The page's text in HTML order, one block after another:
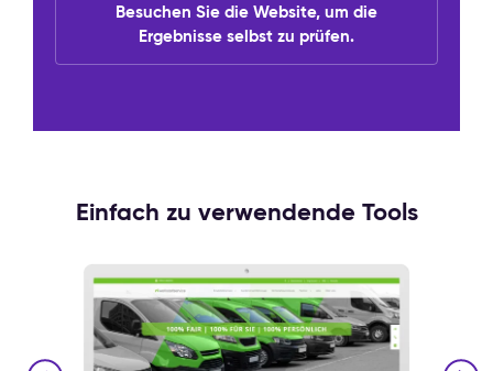
Besuchen Sie die Website, um die
Ergebnisse selbst zu prüfen.
Einfach zu verwendende Tools